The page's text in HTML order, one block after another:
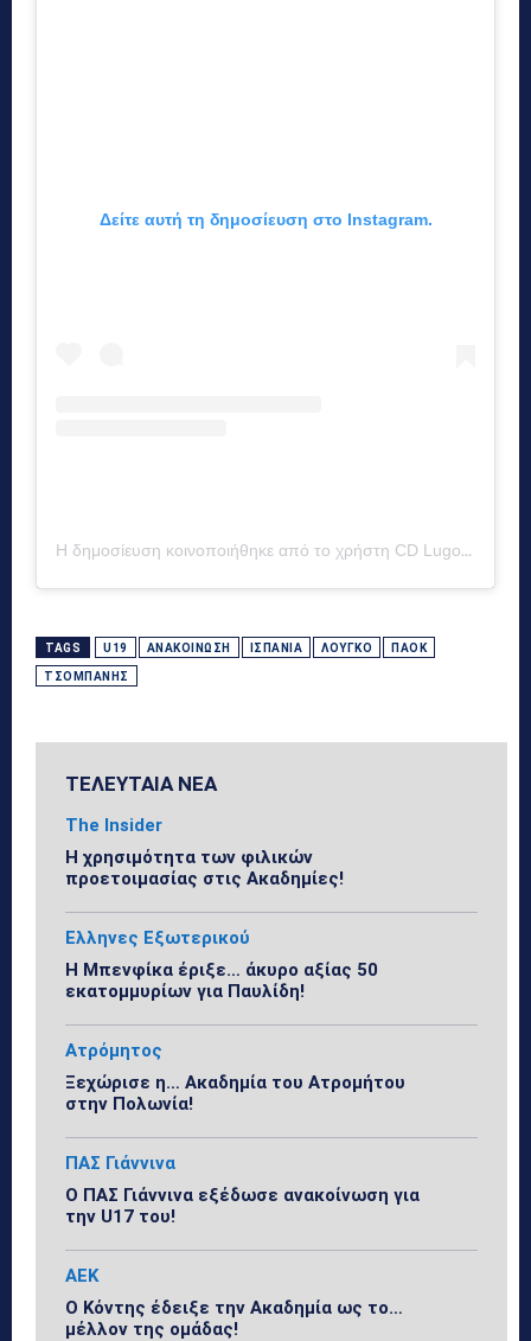
Δείτε αυτή τη δημοσίευση στο Instagram.
Η δημοσίευση κοινοποιήθηκε από το χρήστη CD Lugo Canteira (@cdlugocanteira)
TAGS U19 ΑΝΑΚΟΊΝΩΣΗ ΙΣΠΑΝΊΑ ΛΟΎΓΚΟ ΠΑΟΚ
ΤΣΟΜΠΆΝΗΣ
ΤΕΛΕΥΤΑΙΑ ΝΕΑ
The Insider
Η χρησιμότητα των φιλικών
προετοιμασίας στις Ακαδημίες!
Ελληνες Εξωτερικού
Η Μπενφίκα έριξε… άκυρο αξίας 50
εκατομμυρίων για Παυλίδη!
Ατρόμητος
Ξεχώρισε η… Ακαδημία του Ατρομήτου
στην Πολωνία!
ΠΑΣ Γιάννινα
Ο ΠΑΣ Γιάννινα εξέδωσε ανακοίνωση για
την U17 του!
ΑΕΚ
Ο Κόντης έδειξε την Ακαδημία ως το…
μέλλον της ομάδας!